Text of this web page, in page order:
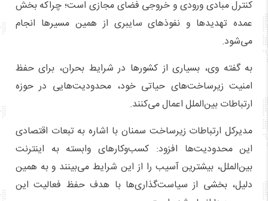
کنترل مبادی ورودی و خروجی فضای مجازی است؛ چراکه بخش
عمده تهدیدها و نفوذهای سایبری از همین مسیرها انجام
می‌شود.
به گفته وی، بسیاری از کشورها در شرایط بحران، برای حفظ
امنیت زیرساخت‌های حیاتی خود، محدودیت‌هایی در حوزه
ارتباطات بین‌الملل اعمال می‌کنند.
مدیرکل ارتباطات زیرساخت سمنان با اشاره به تبعات اقتصادی
این محدودیت‌ها افزود: کسب‌وکارهای وابسته به اینترنت
بین‌الملل، بیشترین آسیب را از این شرایط می‌بینند و به همین
دلیل، بخشی از سیاست‌گذاری‌ها با هدف حفظ فعالیت این